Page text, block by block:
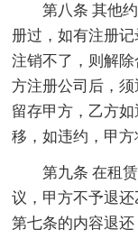
第八条 其他
册过，如有注册
注销不了，则解
方注册公司后，
留存甲方，乙方
移，如违约，甲方
第九条 在租
议，甲方不予退
第七条的内容退